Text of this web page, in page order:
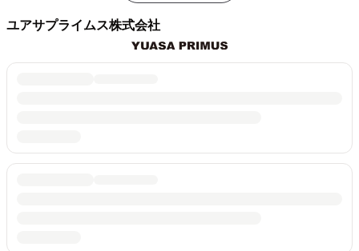
ユアサプライムス株式会社